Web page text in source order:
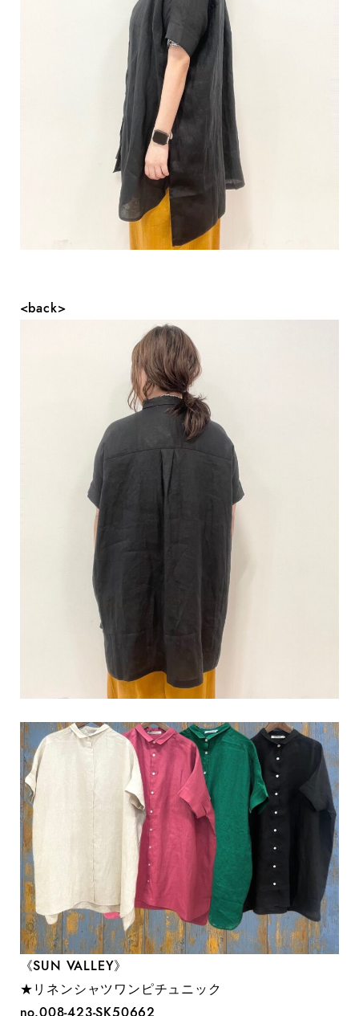
<back>
《SUN VALLEY》
★リネンシャツワンピチュニック
no.008-423-SK50662